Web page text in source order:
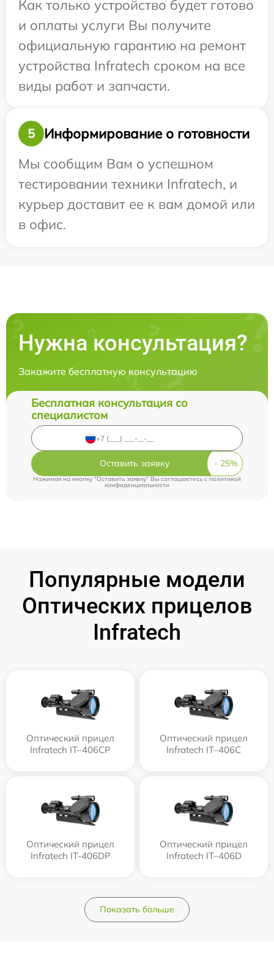
Как только устройство будет готово
и оплаты услуги Вы получите
официальную гарантию на ремонт
устройства Infratech сроком на все
виды работ и запчасти.
5
Информирование о готовности
Мы сообщим Вам о успешном
тестировании техники Infratech, и
курьер доставит ее к вам домой или
в офис.
Нужна консультация?
Закажите бесплатную консультацию
Бесплатная консультация со
специалистом
Оставить заявку
Нажимая на кнопку "Оставить заявку" Вы соглашаетесь c политикой
конфиденциальности
Популярные модели
Оптических прицелов
Infratech
Оптический прицел
Infratech IT–406СP
Оптический прицел
Infratech IT–406С
Оптический прицел
Infratech IT-406DP
Оптический прицел
Infratech IT–406D
Показать больше